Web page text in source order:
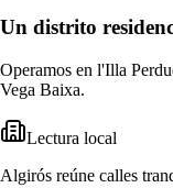
Un distrito
Operamos en l'Illa
Vega Baixa.
Lectura local
Algirós reúne calles